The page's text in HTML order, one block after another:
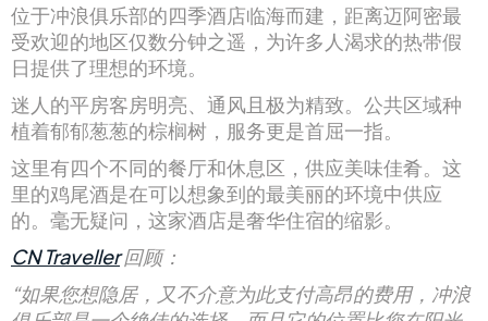
位于冲浪俱乐部的四季酒店临海而建，距离迈阿密最
受欢迎的地区仅数分钟之遥，为许多人渴求的热带假
日提供了理想的环境。
迷人的平房客房明亮、通风且极为精致。公共区域种
植着郁郁葱葱的棕榈树，服务更是首屈一指。
这里有四个不同的餐厅和休息区，供应美味佳肴。这
里的鸡尾酒是在可以想象到的最美丽的环境中供应
的。毫无疑问，这家酒店是奢华住宿的缩影。
CN Traveller回顾：
“如果您想隐居，又不介意为此支付高昂的费用，冲浪